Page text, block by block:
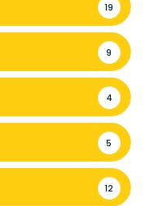
19
9
4
5
12